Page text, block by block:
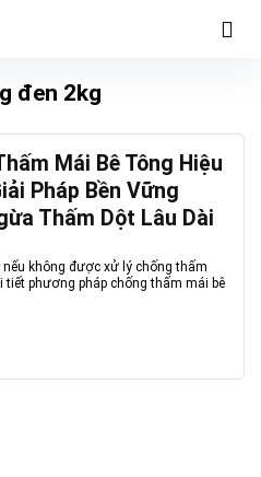
đen 2kg
Mái Bê Tông Hiệu
Pháp Bền Vững
Thấm Dột Lâu Dài
không được xử lý chống thấm
tiết phương pháp chống thấm mái bê